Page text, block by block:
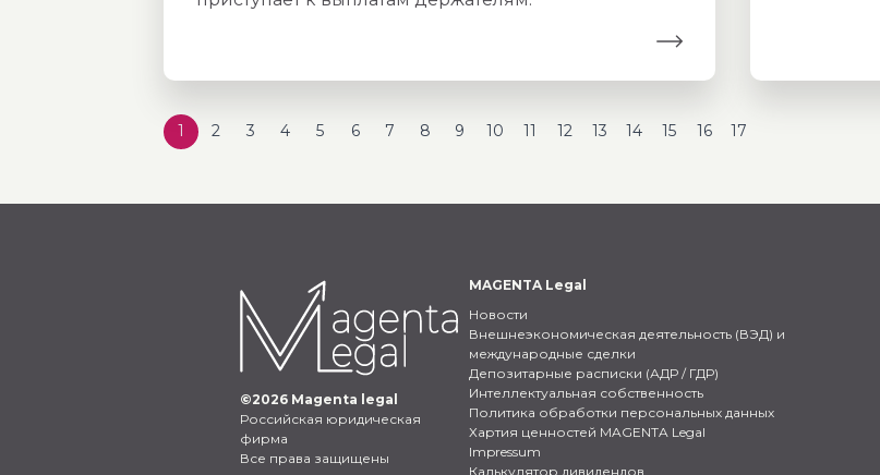
1 2 3 4 5 6 7 8 9 10 11 12 13 14 15 16 17
©2026 Magenta legal
Российская юридическая
фирма
Все права защищены
MAGENTA Legal
Новости
Внешнеэкономическая деятельность (ВЭД) и
международные сделки
Депозитарные расписки (АДР / ГДР)
Интеллектуальная собственность
Политика обработки персональных данных
Хартия ценностей MAGENTA Legal
Impressum
Калькулятор дивидендов